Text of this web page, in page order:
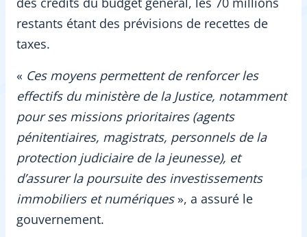
restants étant des prévisions de recettes de
taxes.
« Ces moyens permettent de renforcer les
effectifs du ministère de la Justice, notamment
pour ses missions prioritaires (agents
pénitentiaires, magistrats, personnels de la
protection judiciaire de la jeunesse), et
d’assurer la poursuite des investissements
immobiliers et numériques», a assuré le
gouvernement.